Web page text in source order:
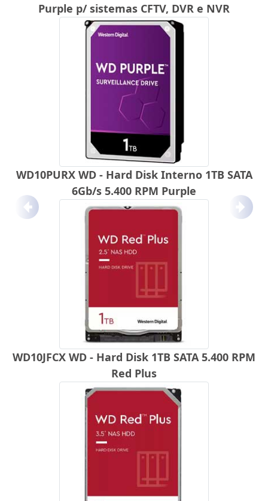
Purple p/ sistemas CFTV, DVR e NVR
WD10PURX WD - Hard Disk Interno 1TB SATA
6Gb/s 5.400 RPM Purple
WD10JFCX WD - Hard Disk 1TB SATA 5.400 RPM
Red Plus
Anterior